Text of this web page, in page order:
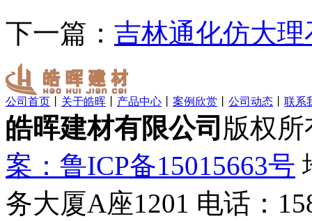
下一篇： 吉林通化仿大
公司首页 关于皓晖 产品中心 案例欣赏 公司动态 联系
皓晖建材有限公司 版权
案：鲁ICP备15015663号
务大厦A座1201 电话：